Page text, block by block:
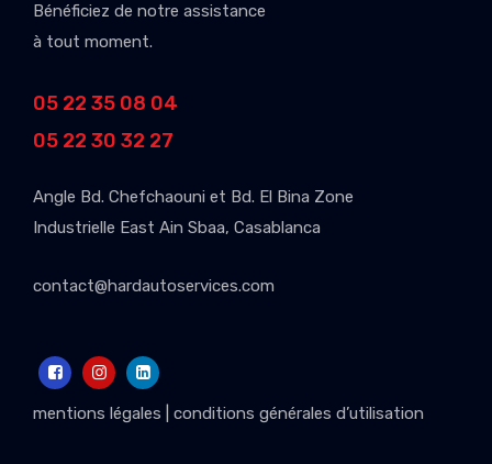
Bénéficiez de notre assistance
à tout moment.
05 22 35 08 04
05 22 30 32 27
Angle Bd. Chefchaouni et Bd. El Bina Zone
Industrielle East Ain Sbaa, Casablanca
contact@hardautoservices.com
mentions légales conditions générales d’utilisation